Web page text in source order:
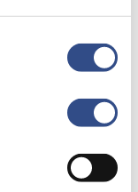
en de
dat door een
en